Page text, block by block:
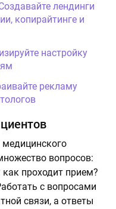
лендинги
копирайтинге и
настройку
рекламу
вопросов:
как проходит прием?
с вопросами
связи, а ответы